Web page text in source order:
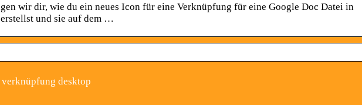
wir dir, wie du ein neues Icon für eine Verknüpfung für eine Google Doc Datei in
und sie auf dem …
desktop